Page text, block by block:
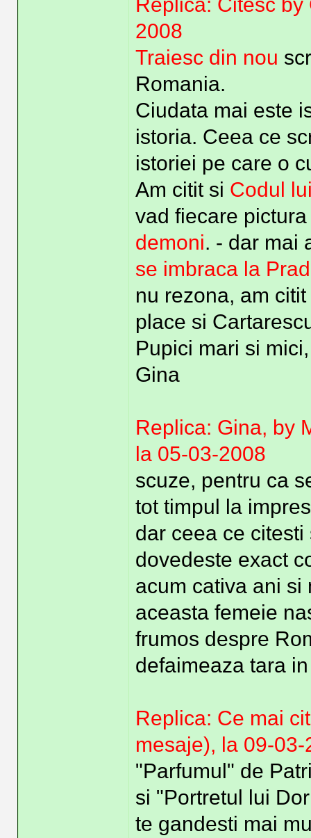
2008
Traiesc din nou
Romania.
Ciudata mai este
istoria. Ceea ce
istoriei pe care o
Am citit si Codul
vad fiecare
demoni. - dar mai
se imbraca la
nu rezona, am
place si
Pupici mari si mici,
Gina
Replica: Gina, by
la 05-03-2008
scuze, pentru ca
tot timpul la
dar ceea ce
dovedeste exact
acum cativa ani si
aceasta femeie
frumos despre
defaimeaza tara
Replica: Ce mai
mesaje), la 09-03-
"Parfumul" de
si "Portretul lui
te gandesti mai